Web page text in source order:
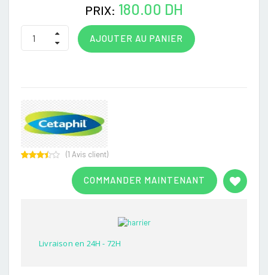
PRIX: 180.00 DH
AJOUTER AU PANIER
COMMANDER MAINTENANT
(1 Avis client)
Livraison en 24H - 72H